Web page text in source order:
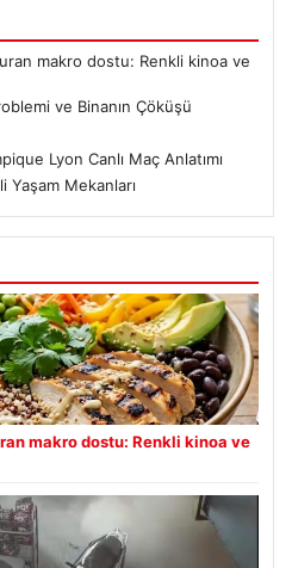
makro dostu: Renkli kinoa ve
ve Binanın Çöküşü
Lyon Canlı Maç Anlatımı
Yaşam Mekanları
makro dostu: Renkli kinoa ve